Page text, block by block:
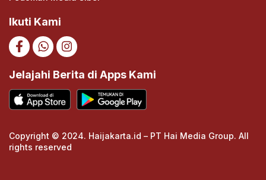
Ikuti Kami
Jelajahi Berita di Apps Kami
Copyright © 2024. Haijakarta.id – PT Hai Media Group. All
rights reserved